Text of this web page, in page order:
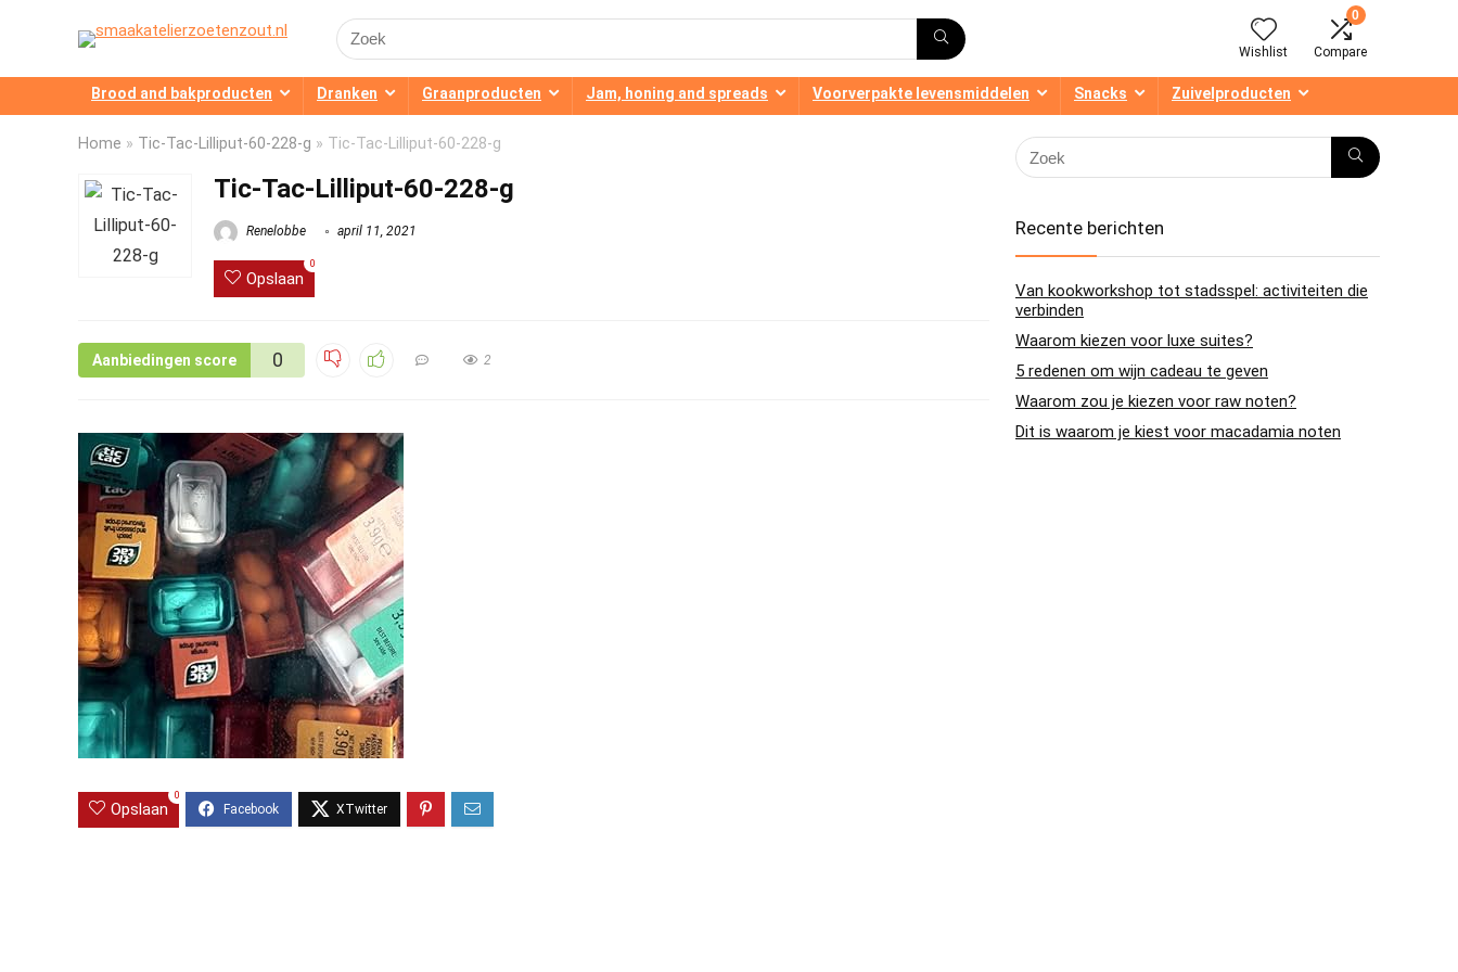
Search
for:
Wishlist
0
Compare
Brood and bakproducten Dranken Graanproducten Jam, honing and spreads Voorverpakte levensmiddelen Snacks Zuivelproducten
Home » Tic-Tac-Lilliput-60-228-g » Tic-Tac-Lilliput-60-228-g
Tic-Tac-Lilliput-60-228-g
Renelobbe april 11, 2021
Opslaan
0
Aanbiedingen score 0 2
Opslaan
0
Recente berichten
Van kookworkshop tot stadsspel: activiteiten die
verbinden
Waarom kiezen voor luxe suites?
5 redenen om wijn cadeau te geven
Waarom zou je kiezen voor raw noten?
Dit is waarom je kiest voor macadamia noten